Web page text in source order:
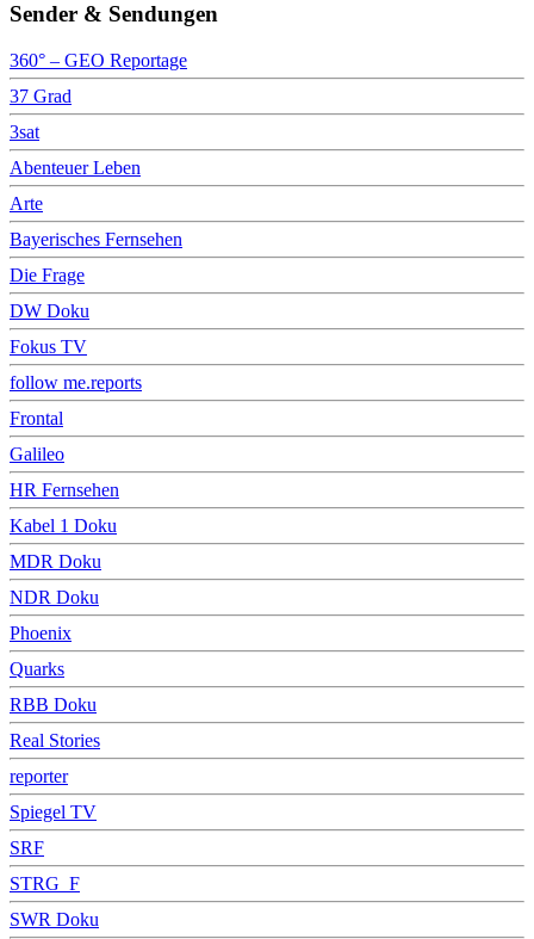
Sender & Sendungen
360° – GEO Reportage
37 Grad
3sat
Abenteuer Leben
Arte
Bayerisches Fernsehen
Die Frage
DW Doku
Fokus TV
follow me.reports
Frontal
Galileo
HR Fernsehen
Kabel 1 Doku
MDR Doku
NDR Doku
Phoenix
Quarks
RBB Doku
Real Stories
reporter
Spiegel TV
SRF
STRG_F
SWR Doku